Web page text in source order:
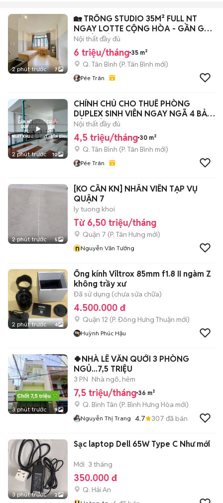
2 phút trước 7
🏡 TRỐNG STUDIO 35M² FULL NT
NGAY LOTTE CỘNG HÒA - GẦN GA
T3 TÂN BÌNH
Nội thất đầy đủ
6 triệu/tháng 35 m²
Q. Tân Bình (P. Tân Bình mới)
Pée Trân
2 phút trước 10
CHÍNH CHỦ CHO THUÊ PHÒNG
DUPLEX SINH VIÊN NGAY NGÃ 4 BẢY
HIỀN TÂN BÌNH
Nội thất đầy đủ
4,5 triệu/tháng 30 m²
Q. Tân Bình (P. Tân Bình mới)
Pée Trân
2 phút trước 5
[KO CẦN KN] NHÂN VIÊN TẠP VỤ
QUẬN 7
ly tuong khoi
Từ 6,50 triệu/tháng
Quận 7 (P. Tân Hưng mới)
nNguyễn Văn Tưởng
2 phút trước 4
Ống kính Viltrox 85mm f1.8 II ngàm Z
không trầy xư
Đã sử dụng (chưa sửa chữa)
4.500.000 đ
Quận 12 (P. Đông Hưng Thuận mới)
Huỳnh Phúc Hậu
3 phút trước 9
🍀NHÀ LÊ VĂN QUỚI 3 PHÒNG
NGỦ...7,5 TRIỆU
3 PN Nhà ngõ, hẻm
7,5 triệu/tháng 36 m²
Q. Bình Tân (P. Bình Hưng Hòa mới)
Nguyễn Thị Trang 4.7 307 đã bán
3 phút trước 2
Sạc laptop Dell 65W Type C Như mới
Mới 3 tháng
350.000 đ
Q. Hải An